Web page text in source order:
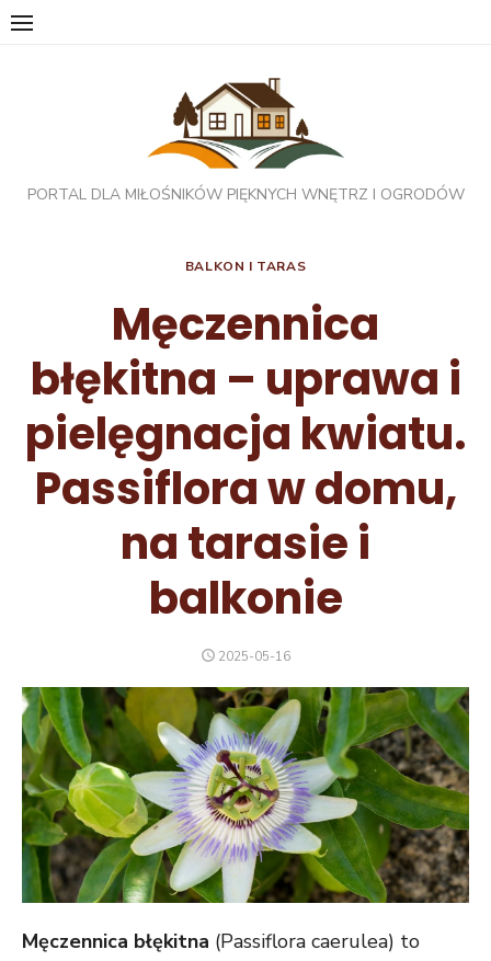
Skip
PORTAL DLA MIŁOŚNIKÓW PIĘKNYCH WNĘTRZ I OGRODÓW
BALKON I TARAS
Męczennica
błękitna – uprawa i
pielęgnacja kwiatu.
Passiflora w domu,
na tarasie i
balkonie
POSTED
2025-05-16
Męczennica błękitna (Passiflora caerulea) to